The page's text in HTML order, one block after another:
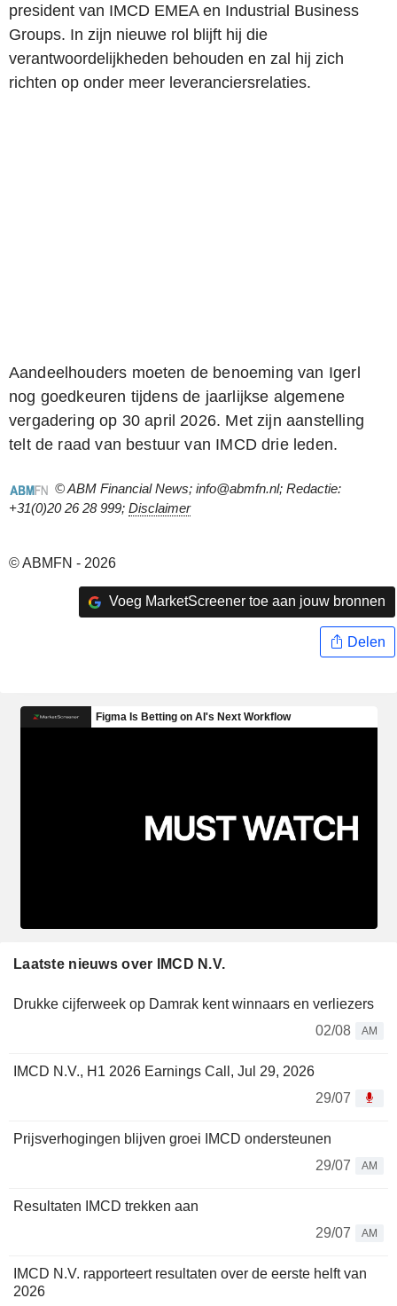
president van IMCD EMEA en Industrial Business
Groups. In zijn nieuwe rol blijft hij die
verantwoordelijkheden behouden en zal hij zich
richten op onder meer leveranciersrelaties.
Aandeelhouders moeten de benoeming van Igerl
nog goedkeuren tijdens de jaarlijkse algemene
vergadering op 30 april 2026. Met zijn aanstelling
telt de raad van bestuur van IMCD drie leden.
© ABM Financial News; info@abmfn.nl; Redactie:
+31(0)20 26 28 999; Disclaimer
© ABMFN - 2026
Voeg MarketScreener toe aan jouw bronnen
Delen
Laatste nieuws over IMCD N.V.
Drukke cijferweek op Damrak kent winnaars en verliezers
02/08
AM
IMCD N.V., H1 2026 Earnings Call, Jul 29, 2026
29/07
Prijsverhogingen blijven groei IMCD ondersteunen
29/07
AM
Resultaten IMCD trekken aan
29/07
AM
IMCD N.V. rapporteert resultaten over de eerste helft van
2026